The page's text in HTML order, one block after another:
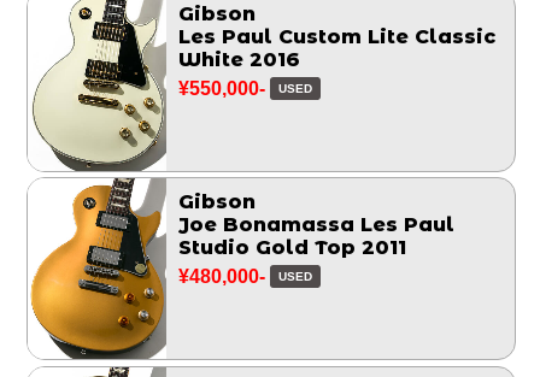
Gibson
Les Paul Custom Lite Classic
White 2016
¥550,000- USED
Gibson
Joe Bonamassa Les Paul
Studio Gold Top 2011
¥480,000- USED